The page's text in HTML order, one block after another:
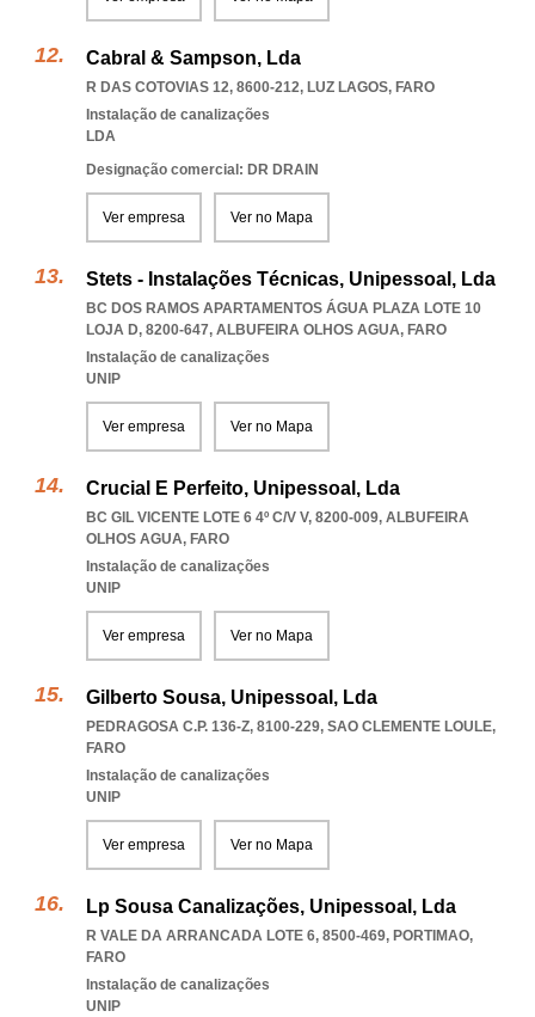
Cabral & Sampson, Lda
R DAS COTOVIAS 12, 8600-212, LUZ LAGOS, FARO
Instalação de canalizações
LDA
Designação comercial: DR DRAIN
Ver empresa Ver no Mapa
Stets - Instalações Técnicas, Unipessoal, Lda
BC DOS RAMOS APARTAMENTOS ÁGUA PLAZA LOTE 10
LOJA D, 8200-647, ALBUFEIRA OLHOS AGUA, FARO
Instalação de canalizações
UNIP
Ver empresa Ver no Mapa
Crucial E Perfeito, Unipessoal, Lda
BC GIL VICENTE LOTE 6 4º C/V V, 8200-009, ALBUFEIRA
OLHOS AGUA, FARO
Instalação de canalizações
UNIP
Ver empresa Ver no Mapa
Gilberto Sousa, Unipessoal, Lda
PEDRAGOSA C.P. 136-Z, 8100-229, SAO CLEMENTE LOULE,
FARO
Instalação de canalizações
UNIP
Ver empresa Ver no Mapa
Lp Sousa Canalizações, Unipessoal, Lda
R VALE DA ARRANCADA LOTE 6, 8500-469, PORTIMAO,
FARO
Instalação de canalizações
UNIP